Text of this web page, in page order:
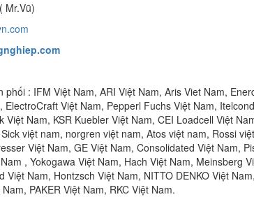
Mr.Vũ)
phối : IFM Việt Nam, ARI Việt Nam, Aris Viet Nam,
ElectroCraft Việt Nam, Pepperl Fuchs Việt Nam,
Việt Nam, KSR Kuebler Việt Nam, CEI Loadcell Việt
việt nam, norgren việt nam, Atos việt nam, Rossi
Việt Nam, GE Việt Nam, Consolidated Việt Nam,
, Yokogawa Việt Nam, Hach Việt Nam, Meinsberg
Việt Nam, Hontzsch Việt Nam, NITTO DENKO Việt
PAKER Việt Nam, RKC Việt Nam.